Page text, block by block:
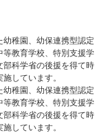
稚園、幼保連携型認定
等教育学校、特別支援学
科学省の後援を得て時
しています。
稚園、幼保連携型認定
等教育学校、特別支援学
科学省の後援を得て時
しています。